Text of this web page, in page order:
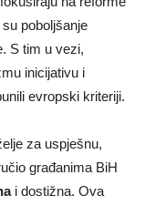
poboljšanje
S tim u vezi,
inicijativu i
evropski kriteriji.
za uspješnu,
građanima BiH
i dostižna. Ova